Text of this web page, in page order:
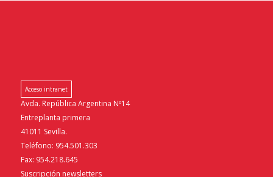
Acceso intranet
Avda. República Argentina Nº14
Entreplanta primera
41011 Sevilla.
Teléfono: 954.501.303
Fax: 954.218.645
Suscripción newsletters